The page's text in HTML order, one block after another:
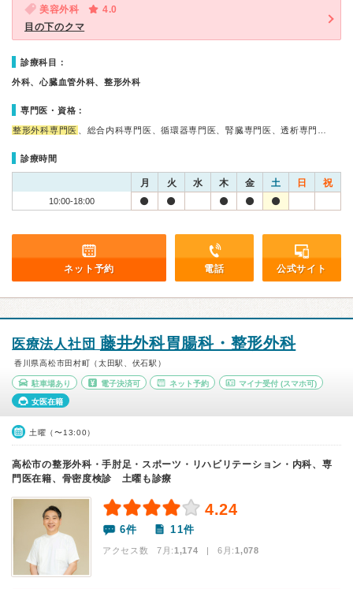
美容外科
4.0
目の下のクマ
診療科目：
外科、心臓血管外科、整形外科
専門医・資格：
整形外科専門医 、総合内科専門医、循環器専門医、腎臓専門医、透析専門…
診療時間
月 火 水 木 金 土 日 祝
10:00-18:00
ネット予約 電話 公式サイト
医療法人社団 藤井外科胃腸科・整形外科
香川県高松市田村町（太田駅、伏石駅）
駐車場あり 電子決済可 ネット予約 マイナ受付 (スマホ可)
女医在籍
土曜（〜13:00）
高松市の整形外科・手肘足・スポーツ・リハビリテーション・内科、専
門医在籍、骨密度検診 土曜も診療
4.24
6件 11件
アクセス数 7月:1,174 | 6月:1,078